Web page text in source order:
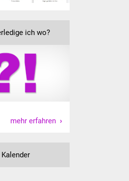
Wirtschaft
Haushalt & Infos
Wirtschaftsförderung
IKG Auen
ich wo?
mehr erfahren
Kalender